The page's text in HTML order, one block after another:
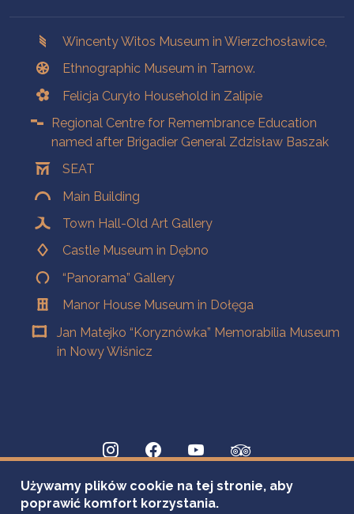
Wincenty Witos Museum in Wierzchosławice,
Ethnographic Museum in Tarnow.
Felicja Curyło Household in Zalipie
Regional Centre for Remembrance Education
named after Brigadier General Zdzisław Baszak
SEAT
Main Building
Town Hall-Old Art Gallery
Castle Museum in Dębno
“Panorama” Gallery
Manor House Museum in Dołęga
Jan Matejko “Koryznówka” Memorabilia Museum
in Nowy Wiśnicz
Używamy plików cookie na tej stronie, aby
poprawić komfort korzystania.